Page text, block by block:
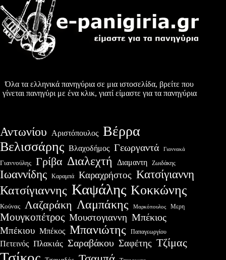
Όλα τα ελληνικά πανηγύρια σε μια ιστοσελίδα, βρείτε που
γίνεται πανηγύρι με ένα κλικ, γιατί είμαστε για τα πανηγύρια
Αντωνίου Αριστόπουλος Βέρρα
Βελισσάρης Βλαχοδήμος Γεωργαντά Γιαννακά
Γιαννούλης Γρίβα Διαλεχτή Διαμαντη Ζωιδάκης
Ιωαννίδης Καραμπά Καραχρήστος Κατσίγιαννη
Κατσίγιαννης Καψάλης Κοκκώνης
Κούνας Λαζαράκη Λαμπάκης Μαρκόπουλος Μερη
Μουγκοπέτρος Μουστογιαννη Μπέκιος
Μπέκιου Μπέκος Μπανιώτης Παπαγεωργίου
Πετεινός Πλακιάς Σαραβάκου Σαφέτης Τζίμας